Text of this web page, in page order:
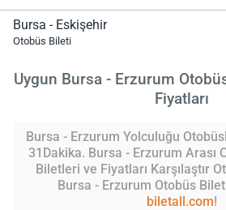
Bursa - Eskişehir
Otobüs Bileti
Uygun Bursa - Erzurum
Fiyatları
Bursa - Erzurum Yolculuğu
31Dakika. Bursa - Erzurum Arası
Biletleri ve Fiyatları Karşılaştır
Bursa - Erzurum Otobüs
biletall.com!